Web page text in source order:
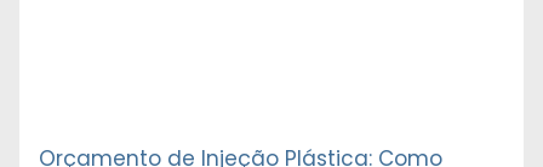
Orçamento de Injeção Plástica: Como